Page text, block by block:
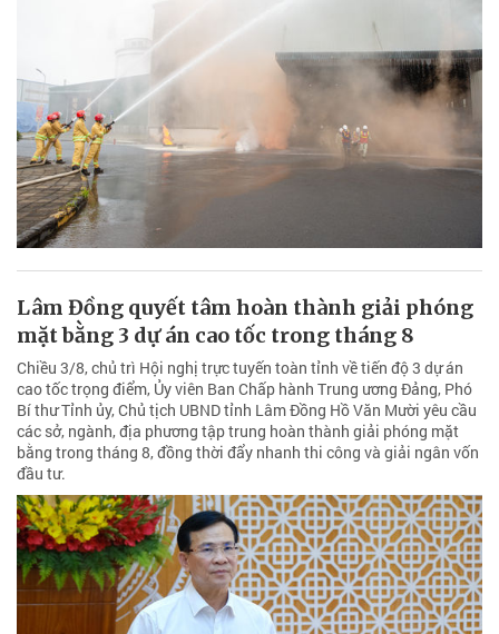
Lâm Đồng quyết tâm hoàn thành giải phóng
mặt bằng 3 dự án cao tốc trong tháng 8
Chiều 3/8, chủ trì Hội nghị trực tuyến toàn tỉnh về tiến độ 3 dự án
cao tốc trọng điểm, Ủy viên Ban Chấp hành Trung ương Đảng, Phó
Bí thư Tỉnh ủy, Chủ tịch UBND tỉnh Lâm Đồng Hồ Văn Mười yêu cầu
các sở, ngành, địa phương tập trung hoàn thành giải phóng mặt
bằng trong tháng 8, đồng thời đẩy nhanh thi công và giải ngân vốn
đầu tư.